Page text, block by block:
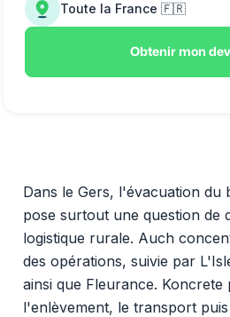
Dans le Gers, l'évacuation du
pose surtout une question de
logistique rurale. Auch
des opérations, suivie par
ainsi que Fleurance. Koncrete
l'enlèvement, le transport
Toute la France 🇫🇷
Obtenir mon